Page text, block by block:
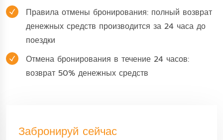
Правила отмены бронирования: полный возврат
денежных средств производится за 24 часа до
поездки
Отмена бронирования в течение 24 часов:
возврат 50% денежных средств
Забронируй сейчас